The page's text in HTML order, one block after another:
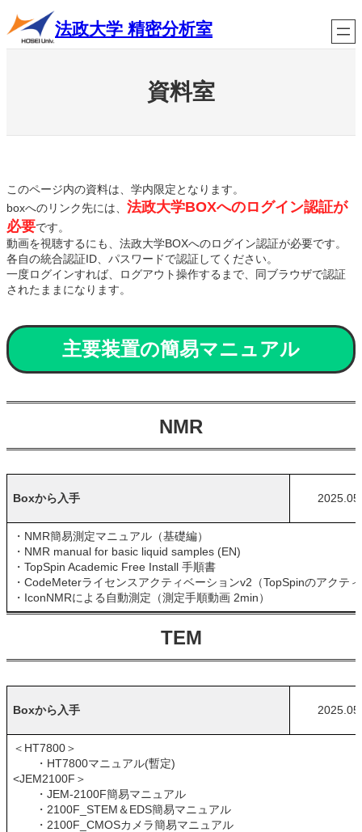
内
容
法政大学 精密分析室
資料室
このページ内の資料は、学内限定となります。
boxへのリンク先には、 法政大学BOXへのログイン認証が
必要です。
動画を視聴するにも、法政大学BOXへのログイン認証が必要です。
各自の統合認証ID、パスワードで認証してください。
一度ログインすれば、ログアウト操作するまで、同ブラウザで認証
されたままになります。
主要装置の簡易マニュアル
NMR
Boxから入手 2025.05
・NMR簡易測定マニュアル（基礎編）
・NMR manual for basic liquid samples (EN)
・TopSpin Academic Free Install 手順書
・CodeMeterライセンスアクティベーションv2（TopSpinのアクテ
・IconNMRによる自動測定（測定手順動画 2min）
TEM
Boxから入手 2025.05
＜HT7800＞
・HT7800マニュアル(暫定)
<JEM2100F＞
・JEM-2100F簡易マニュアル
・2100F_STEM＆EDS簡易マニュアル
・2100F_CMOSカメラ簡易マニュアル